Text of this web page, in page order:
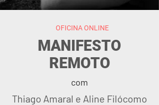
OFICINA ONLINE
MANIFESTO
REMOTO
com
Thiago Amaral e Aline Filócomo